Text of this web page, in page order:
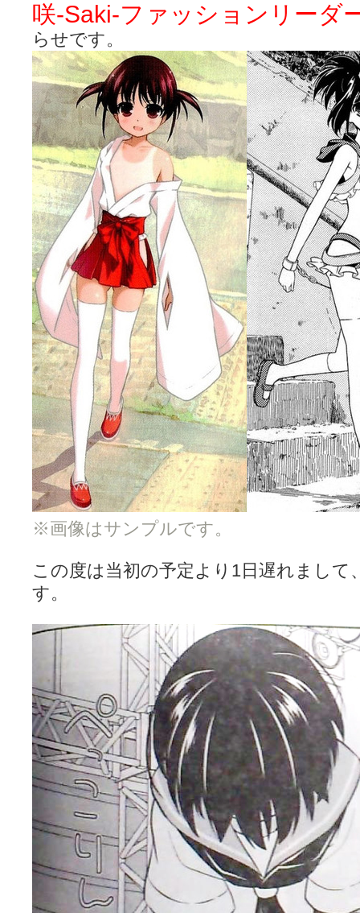
煌-Subara- - 咲-saki- / シノハユ感想 (13:19)
SYNTH 2006 - 咲 -Saki- / 阿知賀編をドヤ顔に着目しながらまたまた読
かえんだん - 咲-Saki- / 朱里「そげなこつ私がやっておきますから！」
Saki-1 グランプリ ～咲ワン～ / しわが誕生することは老化現象だと
木と木と木 - 咲-saki- / 新道寺の本 (00:00)
ヤンデレ・狂気の百合SSブログ / 【咲-Saki-SS：久咲】そして私たち
迷子の坊やのみちくさ日記 / 【連載感想】宮永照についてのあれこれ
私的素敵ジャンク / [咲-Saki-] 咲-Saki-第168局［端緒］感想 (16:58)
麻雀自由帳 - 咲-Saki- / 咲-Saki-第168局[端緒]感想 照-Teru- 追憶編第
LAT. 39°20' N - 咲-Saki- / 永水航路 3 - 霧島の姫は、深山幽谷の頂で
エトピリカ!! - 咲-saki- / 咲-Saki-16巻 シノハユ7巻表紙予想 (11:05)
ニワカSakiファンの部屋 - 咲-Saki- / 咲の実写化について（再） (15:15)
低姿勢ニワカの麻雀 / マイナーカップリングSS感想 (07:31)
Hinamado blog - 咲-Saki- / リハビリテーション (04:56)
咲ワン・neo[仮] / 私事。 (01:19)
EL HOLAZO - 咲-Saki- / 吉野から上り方面の帰り道、亀山JCT-四日市
何の変哲もない咲の地名紹介 / 小鍛治さんが通っていた小学校 茨城
咲-Saki-.長野編をにょろんと見てみるブログ - 咲-Saki- / 第143局[応変
まったり咲SS他ブログ - 咲-Saki- / 照と洋榎のANN第9回 (09:00)
咲-Saki-カツゲン備忘録 / 咲-Saki-154局 【奮起】 マジかー！ (13:30)
百合っぽいぶろぐ - 咲-Saki- / シノハユ the down of age 5巻 (06:32)
あかどる日和 - 咲-saki- / 【今回は考察ではなく】原村和-のどっち-の
妥当麻雀界ブログ / コミックマーケット８９に参加します (11:00)
咲-saki-速報 / 一時休止のお知らせ (08:26)
ふわふわな記憶 / 1 (16:20)
咲っ考 / 何故咲は大将で、照は先鋒なのか？ (15:20)
Danas je lep dan. / [咲-Saki-]もしインターハイのルールが鷲巣麻雀だ
ぴゅーく☆すてっぷ - 咲-Saki- / ブログ終了のお知らせ (12:51)
What You Mean ? - 咲-Saki- / 第2回清澄エリア聖地巡礼ツアーレポート
左を向いて » 咲-saki- / 【シノハユ】第26話「一別以来」/咲日和・阿
primary colors / 久誕イエ～～～～～～イ！！！！！！ (10:16)
乱れ雪月花 - 咲-Saki- / ブログ終了のお知らせ：今までありがとうござ
YUKARI / 【宥菫】 ＳＳ更新とお知らせ 【松実宥誕記念ＳＳ】
アルカ茄子 / 戒能物怪録 キングとはいったい誰なのか？
竹ブログ - 咲-Saki- / 【咲-Saki-】ゲームが待ち遠しい件
せのたけくらべ - 咲-Saki- / 咲さんのやり方で就活をやってみよう
咏-Uta-ブログ編 - 咲-Saki- / 黄色い封筒が届いた(・∀・)
チャウチャウちゃうんちゃうん - 咲-Saki- / 吉野の千本桜を見に行きま
あこしず日和！ - 咲-Saki- / 咲-Saki-阿知賀編Blu-rayBOX 購入 (01:00)
ニワカ王者 / 【アニメ記事】咲-Saki- 立先生のコメントを取り上げる
のよーなのよー - 咲-Saki- / 咲十夜 第四夜 (11:00)
Yaranakya » 咲-Saki- / 国際最萌リーグは園城寺怜ちゃんに一票を入れ
おもちがなくてもだいじょうぶ / 咲と照の確執【プリン】 (16:10)
咲-Saki-の舞台が特定されたら、行くしかないでしょ / ブログを引っ越
りりーがーる（仮） / 虎姫 カラオケ編っぽい小ネタ (10:29)
洋榎-youka- / お知らせ (11:19)
おっきするー咲ブログ / side-A VS side-B 野球対決
フリテンリーチで流して / 姫松高校についてのいくらかの考察 (09:03)
オレのぞん / 咲さんのお誕生日です （ギリギリ） (14:58)
飛鳥の巣 - 咲-Saki- / 咲キャラがギタリストだったら...【風越編】
遊び半分 / もうすぐ８月も終わり (16:03)
咲-Saki-ほんだし / 咲-Saki- 第128局 「涼風」 感想 (11:54)
咲-Saki-麻雀録 / 台風に強そうな咲キャラ (05:45)
君の友達。 / マイ・フェア・レディ (12:49)
ぽっこぬ / 咲絵ログ2 (15:21)
妄言郷 / 咲-Saki- 第129局「契機」感想 (16:01)
咲-Saki-のてきとう考察 - 咲-Saki- / 記事紹介：書け麻に参加でさっ
咲-Saki-ファッションリーダ
らせです。
※画像はサンプルです。
この度は当初の予定より1日遅れまして
す。